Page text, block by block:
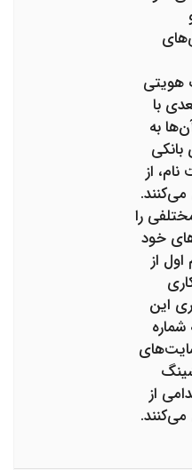
هویتی
با
به
از
را
خود
از
این
شماره
از